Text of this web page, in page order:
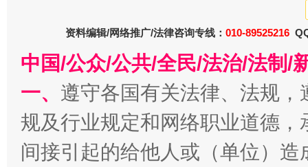
习近平的博鳌关键词
魏明亮
资料编辑/网络推广/法律咨询专线： 010-89525216
中国/公众/公共/全民/法治/法制/
一、 遵守各国有关法律、法规
规及行业规定和网络职业道德
间接引起的给他人或（单位）